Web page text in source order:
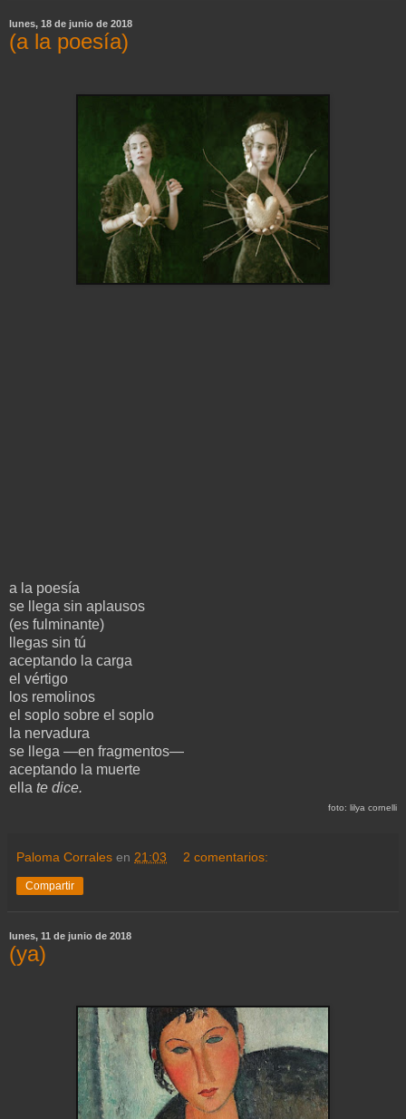
lunes, 18 de junio de 2018
(a la poesía)
a la poesía
se llega sin aplausos
(es fulminante)
llegas sin tú
aceptando la carga
el vértigo
los remolinos
el soplo sobre el soplo
la nervadura
se llega —en fragmentos—
aceptando la muerte
ella te dice.
foto: lilya cornelli
Paloma Corrales en 21:03 2 comentarios:
Compartir
lunes, 11 de junio de 2018
(ya)